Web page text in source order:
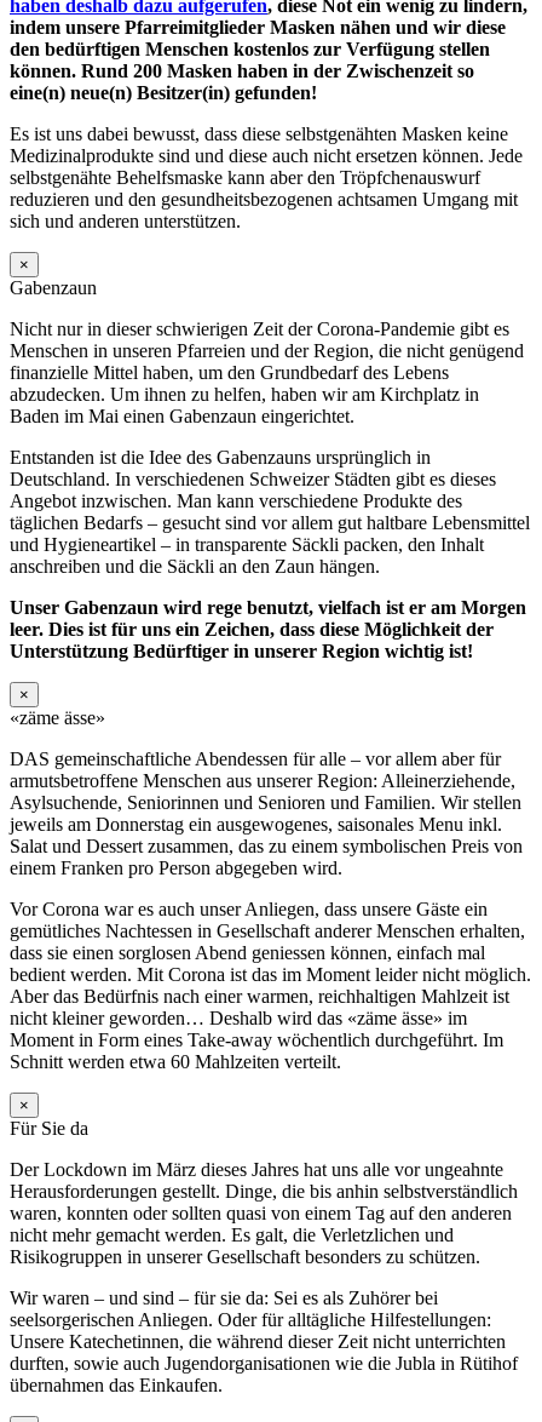
haben deshalb dazu aufgerufen, diese Not ein wenig zu lindern,
indem unsere Pfarreimitglieder Masken nähen und wir diese
den bedürftigen Menschen kostenlos zur Verfügung stellen
können. Rund 200 Masken haben in der Zwischenzeit so
eine(n) neue(n) Besitzer(in) gefunden!
Es ist uns dabei bewusst, dass diese selbstgenähten Masken keine
Medizinalprodukte sind und diese auch nicht ersetzen können. Jede
selbstgenähte Behelfsmaske kann aber den Tröpfchenauswurf
reduzieren und den gesundheitsbezogenen achtsamen Umgang mit
sich und anderen unterstützen.
×
Gabenzaun
Nicht nur in dieser schwierigen Zeit der Corona-Pandemie gibt es
Menschen in unseren Pfarreien und der Region, die nicht genügend
finanzielle Mittel haben, um den Grundbedarf des Lebens
abzudecken. Um ihnen zu helfen, haben wir am Kirchplatz in
Baden im Mai einen Gabenzaun eingerichtet.
Entstanden ist die Idee des Gabenzauns ursprünglich in
Deutschland. In verschiedenen Schweizer Städten gibt es dieses
Angebot inzwischen. Man kann verschiedene Produkte des
täglichen Bedarfs – gesucht sind vor allem gut haltbare Lebensmittel
und Hygieneartikel – in transparente Säckli packen, den Inhalt
anschreiben und die Säckli an den Zaun hängen.
Unser Gabenzaun wird rege benutzt, vielfach ist er am Morgen
leer. Dies ist für uns ein Zeichen, dass diese Möglichkeit der
Unterstützung Bedürftiger in unserer Region wichtig ist!
×
«zäme ässe»
DAS gemeinschaftliche Abendessen für alle – vor allem aber für
armutsbetroffene Menschen aus unserer Region: Alleinerziehende,
Asylsuchende, Seniorinnen und Senioren und Familien. Wir stellen
jeweils am Donnerstag ein ausgewogenes, saisonales Menu inkl.
Salat und Dessert zusammen, das zu einem symbolischen Preis von
einem Franken pro Person abgegeben wird.
Vor Corona war es auch unser Anliegen, dass unsere Gäste ein
gemütliches Nachtessen in Gesellschaft anderer Menschen erhalten,
dass sie einen sorglosen Abend geniessen können, einfach mal
bedient werden. Mit Corona ist das im Moment leider nicht möglich.
Aber das Bedürfnis nach einer warmen, reichhaltigen Mahlzeit ist
nicht kleiner geworden… Deshalb wird das «zäme ässe» im
Moment in Form eines Take-away wöchentlich durchgeführt. Im
Schnitt werden etwa 60 Mahlzeiten verteilt.
×
Für Sie da
Der Lockdown im März dieses Jahres hat uns alle vor ungeahnte
Herausforderungen gestellt. Dinge, die bis anhin selbstverständlich
waren, konnten oder sollten quasi von einem Tag auf den anderen
nicht mehr gemacht werden. Es galt, die Verletzlichen und
Risikogruppen in unserer Gesellschaft besonders zu schützen.
Wir waren – und sind – für sie da: Sei es als Zuhörer bei
seelsorgerischen Anliegen. Oder für alltägliche Hilfestellungen:
Unsere Katechetinnen, die während dieser Zeit nicht unterrichten
durften, sowie auch Jugendorganisationen wie die Jubla in Rütihof
übernahmen das Einkaufen.